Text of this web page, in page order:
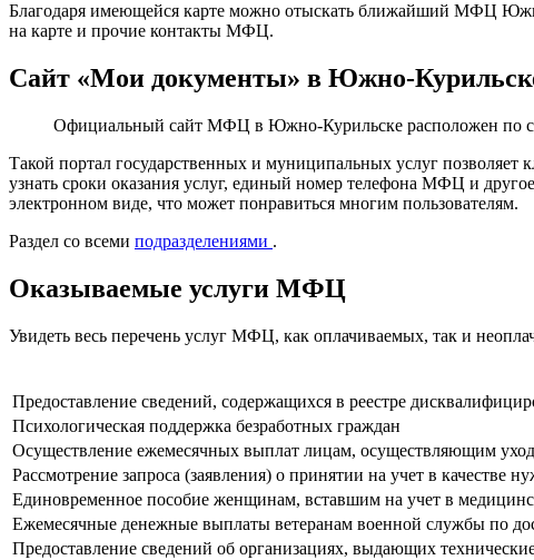
Благодаря имеющейся карте можно отыскать ближайший МФЦ
на карте и прочие контакты МФЦ.
Сайт «Мои документы» в Южно-
Официальный сайт МФЦ в Южно-Курильске расположен по
Такой портал государственных и муниципальных услуг
узнать сроки оказания услуг, единый номер телефона МФЦ и
электронном виде, что может понравиться многим пользователям.
Раздел со всеми подразделениями .
Оказываемые услуги МФЦ
Увидеть весь перечень услуг МФЦ, как оплачиваемых, так и
Предоставление сведений, содержащихся в реестре
Психологическая поддержка безработных граждан
Осуществление ежемесячных выплат лицам, осуществляющим
Рассмотрение запроса (заявления) о принятии на учет в
Единовременное пособие женщинам, вставшим на учет в
Ежемесячные денежные выплаты ветеранам военной службы по
Предоставление сведений об организациях, выдающих